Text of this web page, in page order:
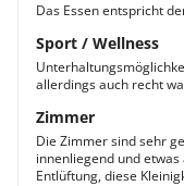
Das Essen entspricht
Sport / Wellness
allerdings auch recht
Zimmer
Die Zimmer sind sehr
innenliegend und
Entlüftung, diese